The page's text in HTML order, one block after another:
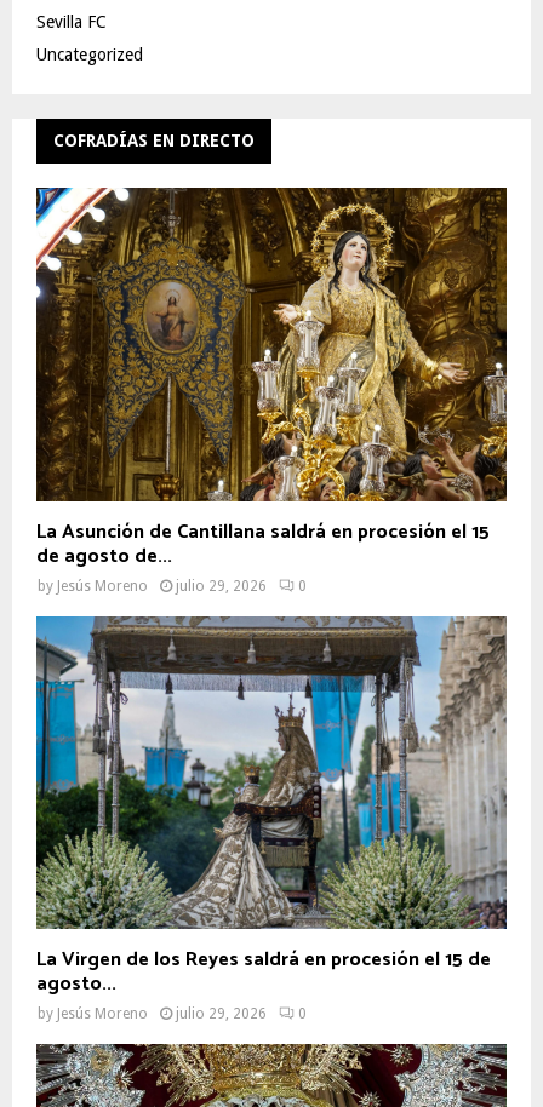
Sevilla FC
Uncategorized
COFRADÍAS EN DIRECTO
La Asunción de Cantillana saldrá en procesión el 15
de agosto de...
by Jesús Moreno julio 29, 2026 0
La Virgen de los Reyes saldrá en procesión el 15 de
agosto...
by Jesús Moreno julio 29, 2026 0